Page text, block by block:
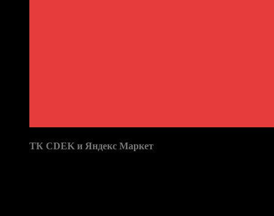
ТК CDEK и Яндекс Маркет